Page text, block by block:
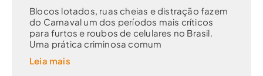
Blocos lotados, ruas cheias e distração fazem
do Carnaval um dos períodos mais críticos
para furtos e roubos de celulares no Brasil.
Uma prática criminosa comum
Leia mais